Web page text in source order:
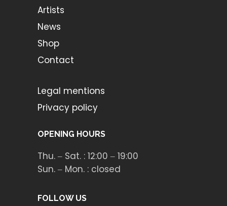
Artists
News
Shop
Contact
Legal mentions
Privacy policy
OPENING HOURS
Thu. ‒ Sat. : 12:00 ‒ 19:00
Sun. ‒ Mon. : closed
FOLLOW US